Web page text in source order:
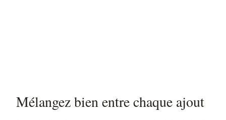
Mélangez bien entre chaque ajout